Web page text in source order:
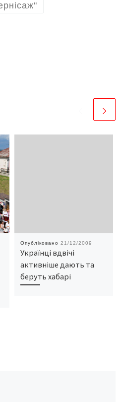
Опубліковано 21/12/2009
Українці вдвічі
активніше дають та
беруть хабарі